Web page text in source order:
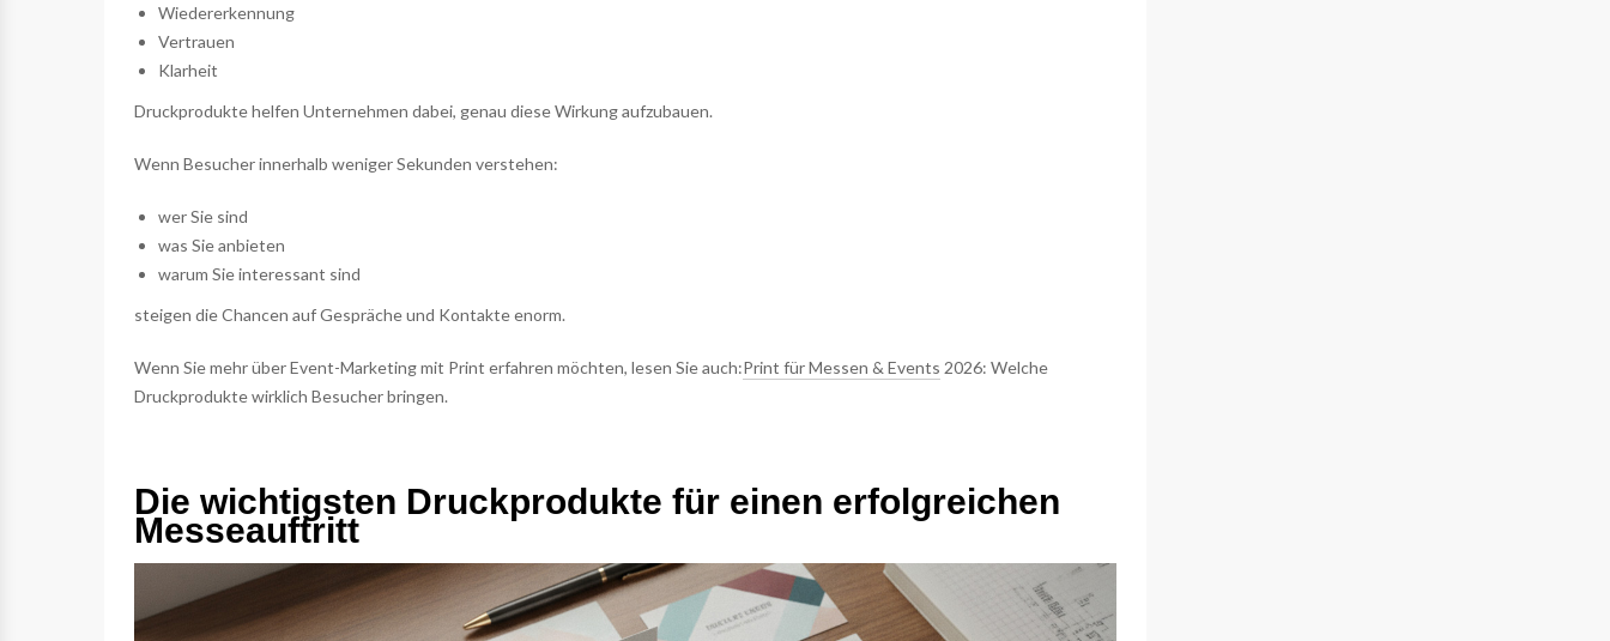
Wiedererkennung
Vertrauen
Klarheit
Druckprodukte helfen Unternehmen dabei, genau diese Wirkung aufzubauen.
Wenn Besucher innerhalb weniger Sekunden verstehen:
wer Sie sind
was Sie anbieten
warum Sie interessant sind
steigen die Chancen auf Gespräche und Kontakte enorm.
Wenn Sie mehr über Event-Marketing mit Print erfahren möchten, lesen Sie auch:Print für Messen & Events 2026: Welche
Druckprodukte wirklich Besucher bringen.
Die wichtigsten Druckprodukte für einen erfolgreichen
Messeauftritt